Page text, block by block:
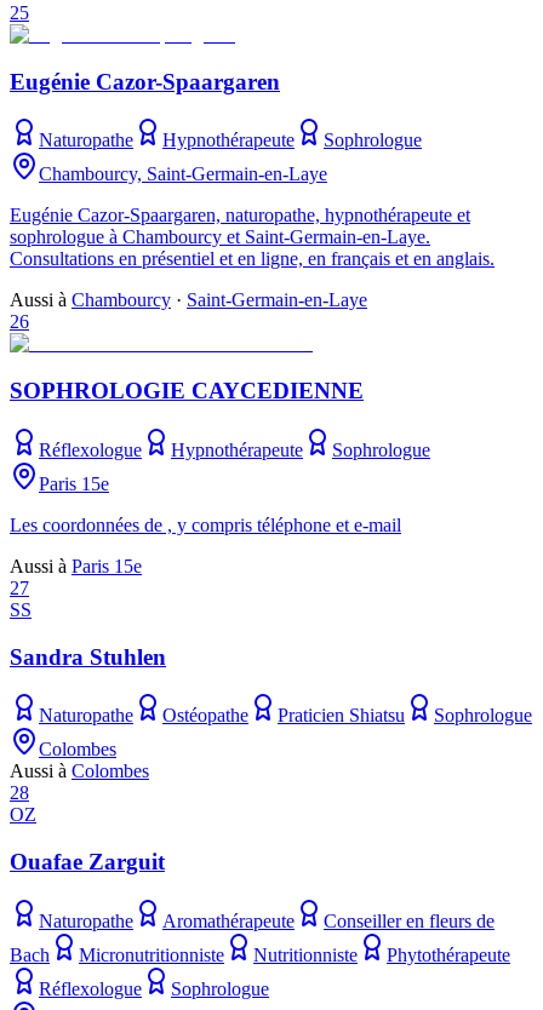
25
Eugénie Cazor-Spaargaren
Naturopathe Hypnothérapeute
Sophrologue
Chambourcy, Saint-Germain-en-Laye
Eugénie Cazor-Spaargaren, naturopathe, hypnothérapeute et
sophrologue à Chambourcy et Saint-Germain-en-Laye.
Consultations en présentiel et en ligne, en français et en anglais.
Aussi à Chambourcy · Saint-Germain-en-Laye
26
SOPHROLOGIE CAYCEDIENNE
Réflexologue Hypnothérapeute
Sophrologue
Paris 15e
Les coordonnées de , y compris téléphone et e-mail
Aussi à Paris 15e
27
SS
Sandra Stuhlen
Naturopathe Ostéopathe Praticien Shiatsu
Sophrologue
Colombes
Aussi à Colombes
28
OZ
Ouafae Zarguit
Naturopathe Aromathérapeute
Conseiller en fleurs de
Bach
Micronutritionniste Nutritionniste
Phytothérapeute
Réflexologue
Sophrologue